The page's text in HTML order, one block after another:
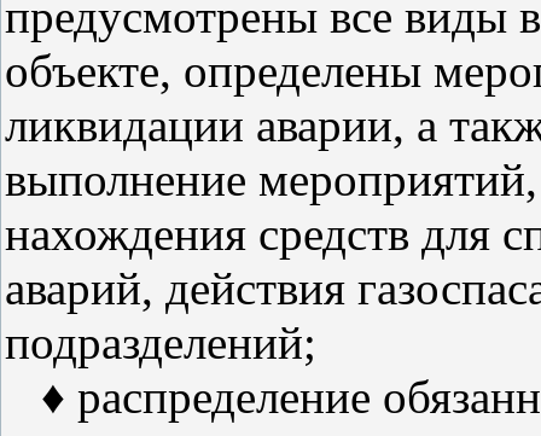
предусмотрены все виды
объекте, определены
ликвидации аварии, а
выполнение
нахождения средств для
аварий, действия
подразделений;
♦ распределение